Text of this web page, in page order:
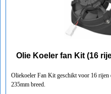
Olie Koeler fan Kit (16
Oliekoeler Fan Kit geschikt voor 16 rijen
235mm breed.